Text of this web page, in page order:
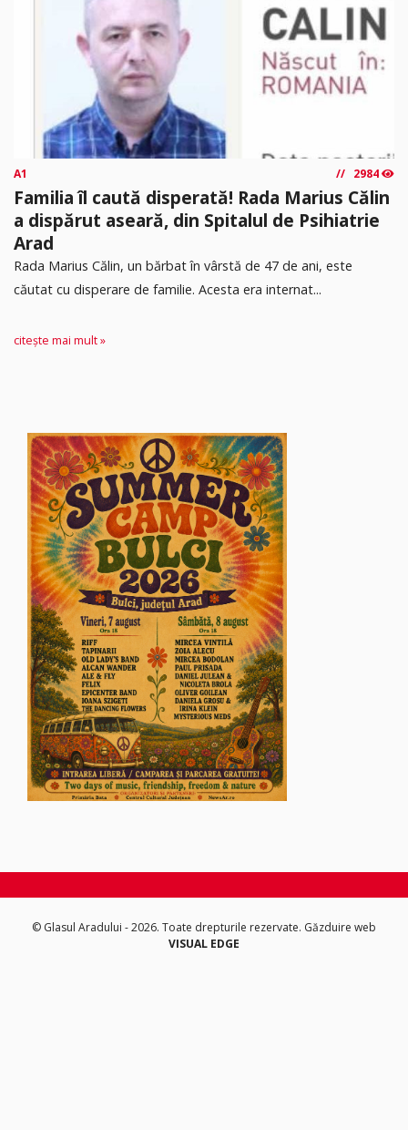
A1 2984
Familia îl caută disperată! Rada Marius Călin
a dispărut aseară, din Spitalul de Psihiatrie
Arad
Rada Marius Călin, un bărbat în vârstă de 47 de ani, este
căutat cu disperare de familie. Acesta era internat...
citește mai mult »
© Glasul Aradului - 2026. Toate drepturile rezervate. Găzduire web
VISUAL EDGE